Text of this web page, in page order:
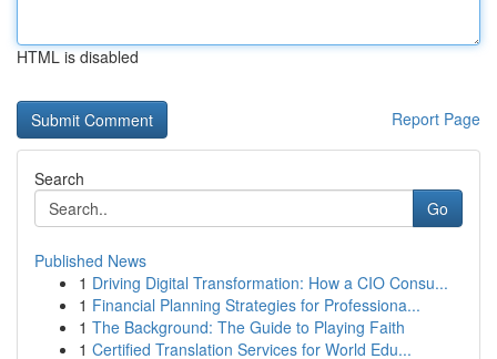
HTML is disabled
Report Page
Search
Go
Published News
1 Driving Digital Transformation: How a CIO Consu...
1 Financial Planning Strategies for Professiona...
1 The Background: The Guide to Playing Faith
1 Certified Translation Services for World Edu...